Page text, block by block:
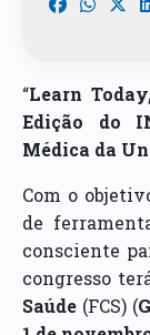
“Learn
Edição do
Médica da
Com o
de
consciente
congresso
Saúde (FCS) (